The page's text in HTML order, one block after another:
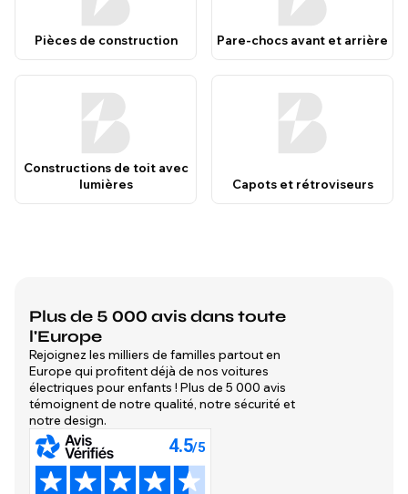
Pièces de construction Pare-chocs avant et arrière
Constructions de toit avec
lumières
Capots et rétroviseurs
Plus de 5 000 avis dans toute
l'Europe
Rejoignez les milliers de familles partout en
Europe qui profitent déjà de nos voitures
électriques pour enfants ! Plus de 5 000 avis
témoignent de notre qualité, notre sécurité et
notre design.